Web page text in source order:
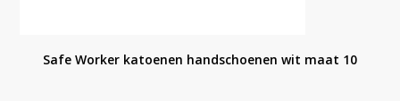
Safe Worker katoenen handschoenen wit maat 10